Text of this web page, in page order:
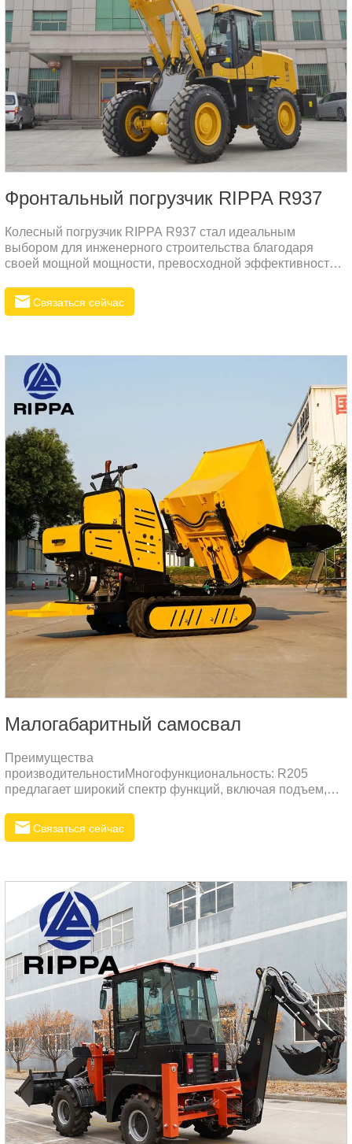
Фронтальный погрузчик RIPPA R937
Колесный погрузчик RIPPA R937 стал идеальным
выбором для инженерного строительства благодаря
своей мощной мощности, превосходной эффективности
долговечности. Оснащенное экологически чистым и
малошумным двигателем, соответствующим нормам
различным строительным потребностям.
Связаться сейчас
Малогабаритный самосвал
Преимущества
производительностиМногофункциональность: R205
предлагает широкий спектр функций, включая подъем,
Связаться сейчас